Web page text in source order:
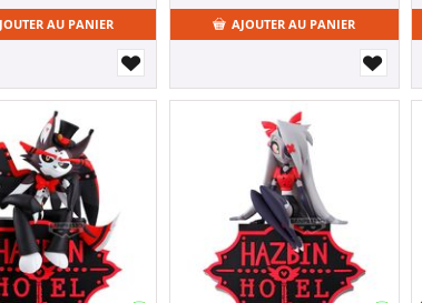
AU PANIER AJOUTER AU PANIER